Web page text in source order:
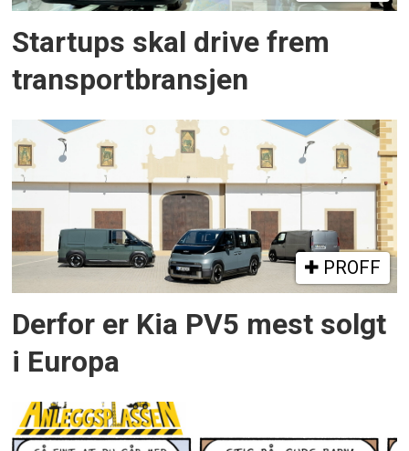
Startups skal drive frem
transportbransjen
PROFF
Derfor er Kia PV5 mest solgt
i Europa